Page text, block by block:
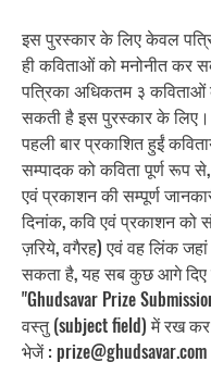
इस पुरस्कार के लिए केवल
ही कविताओं को मनोनीत कर
पत्रिका अधिकतम ३ कविताओं
सकती है इस पुरस्कार के
पहली बार प्रकाशित हुईं
सम्पादक को कविता पूर्ण रूप
एवं प्रकाशन की सम्पूर्ण
दिनांक, कवि एवं प्रकाशन को
ज़रिये, वगैरह) एवं वह लिंक जहां
सकता है, यह सब कुछ आगे दिए
"Ghudsavar Prize
वस्तु (subject field) में रख
भेजें : prize@ghudsavar.com